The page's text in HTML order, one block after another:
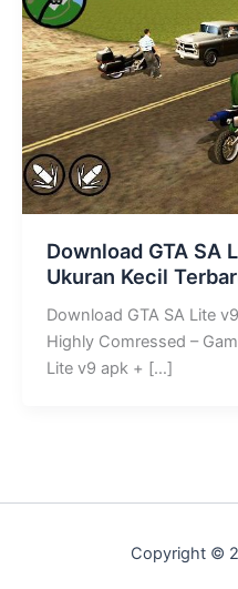
Download GTA SA
Ukuran Kecil
Download GTA SA Lite
Highly Comressed –
Lite v9 apk + […]
Copyright ©